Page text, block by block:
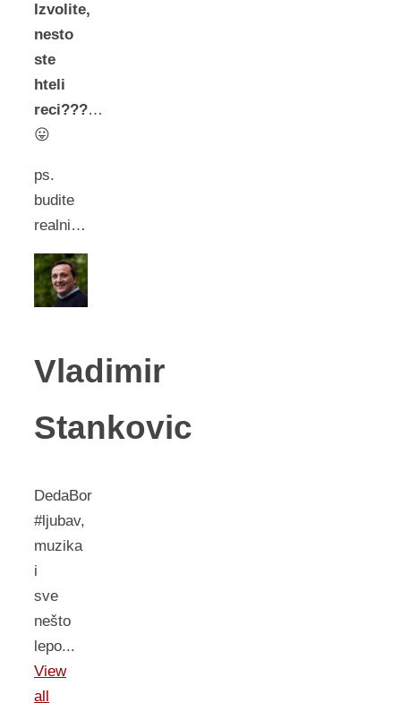
Izvolite,
nesto
ste
hteli
reci???…
😛
ps.
budite
realni…
Vladimir
Stankovic
DedaBor
#ljubav,
muzika
i
sve
nešto
lepo...
View
all